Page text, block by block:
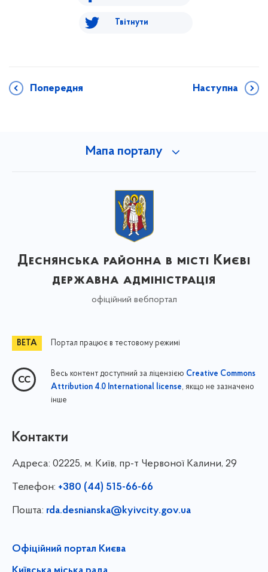
Твітнути
Попередня Наступна
Мапа порталу
Деснянська районна в місті Києві
державна адміністрація
офіційний вебпортал
Портал працює в тестовому режимі
Весь контент доступний за ліцензією Creative Commons
Attribution 4.0 International license, якщо не зазначено
інше
Контакти
Адреса: 02225, м. Київ, пр-т Червоної Калини, 29
Телефон: +380 (44) 515-66-66
Пошта: rda.desnianska@kyivcity.gov.ua
Офіційний портал Києва